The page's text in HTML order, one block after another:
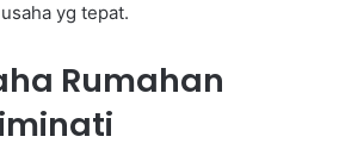
yg tepat.
Rumahan